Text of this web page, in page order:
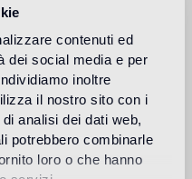
contenuti ed
dei social media e per
inoltre
il nostro sito con i
analisi dei dati web,
potrebbero combinarle
loro o che hanno
en el campo de la
Marco Braga abre su
en Milán en 1999 y
de moda y diseño. En
la pareja creativa
moda. En la actualidad el
la dirección
para las marcas de lujo y